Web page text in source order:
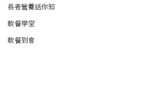
長者營養話你知
軟餐學堂
軟餐到會